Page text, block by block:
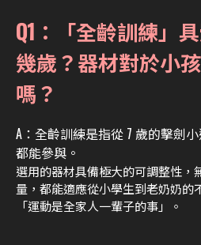
Q1：「全齡訓練」
幾歲？器材對於小
嗎？
A：全齡訓練是指從 7 歲的擊劍
都能參與。
選用的器材具備極大的可調整性，
量，都能適應從小學生到老奶奶的
「運動是全家人一輩子的事」。